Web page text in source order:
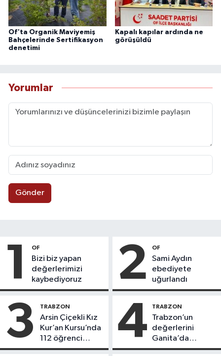
Of'ta Organik Maviyemiş
Bahçelerinde Sertifikasyon
denetimi
Kapalı kapılar ardında ne
görüşüldü
Yorumlar
Gönder
1 OF
Bizi biz yapan
değerlerimizi
kaybediyoruz
2 OF
Sami Aydın
ebediyete
uğurlandı
3 TRABZON
Arsin Çiçekli Kız
Kur’an Kursu’nda
112 öğrenci
icazet aldı
4 TRABZON
Trabzon’un
değerlerini
Ganita’da
yaşatıyoruz